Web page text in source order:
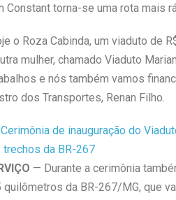
Constant torna-se uma rota mais
o Roza Cabinda, um viaduto de
mulher, chamado Viaduto
e nós também vamos
dos Transportes, Renan Filho.
— Durante a cerimônia
quilômetros da BR-267/MG, que